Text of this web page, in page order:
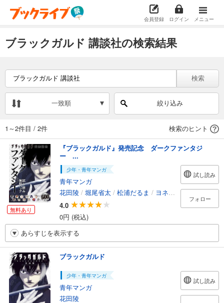
会員登録 ログイン メニュー
ブラックガルド 講談社の検索結果
検索
一致順 絞り込み
1～2件目 / 2件 検索のヒント
無料あり
『ブラックガルド』発売記念 ダークファンタジ
ー ...
少年・青年マンガ
青年マンガ
花田陵 / 堀尾省太 / 松浦だるま / ヨネダコウ /はらわた
4.0
0円 (税込)
試し読み
フォロー
あらすじを表示する
ブラックガルド
少年・青年マンガ
青年マンガ
花田陵
試し読み